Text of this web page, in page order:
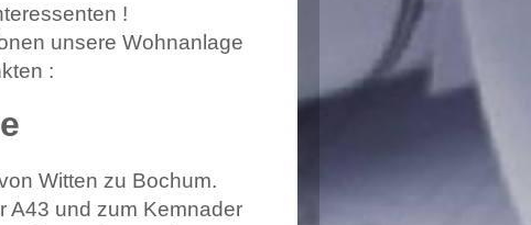
!
unsere Wohnanlage
:
Lage
Witten zu Bochum.
A43 und zum Kemnader